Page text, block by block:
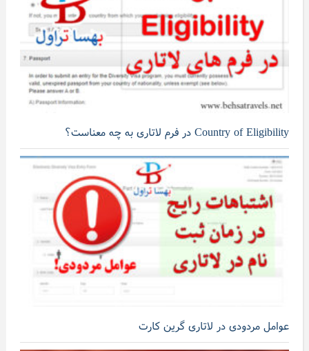
Country of Eligibility در فرم لاتاری به چه معناست؟
عوامل مردودی در لاتاری گرین کارت